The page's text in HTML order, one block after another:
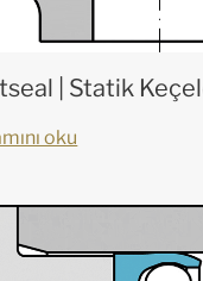
| Statik
oku